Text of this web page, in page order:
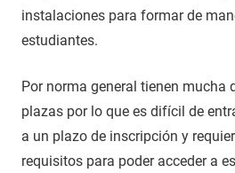
instalaciones para formar de
estudiantes.
Por norma general tienen mucha
plazas por lo que es difícil de
a un plazo de inscripción y
requisitos para poder acceder a